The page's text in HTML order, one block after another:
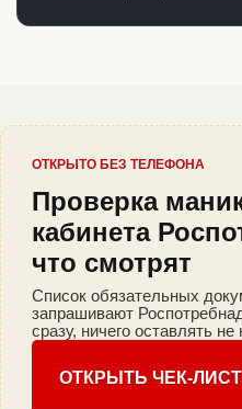
ОТКРЫТО БЕЗ ТЕЛЕФОНА
Проверка
кабинета
что смотрят
Список обязательных
запрашивают
сразу, ничего оставлять не
ОТКРЫТЬ ЧЕК-ЛИСТ